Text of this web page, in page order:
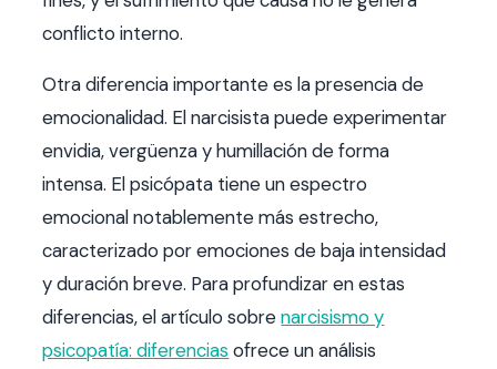
conflicto interno.
Otra diferencia importante es la presencia de
emocionalidad. El narcisista puede experimentar
envidia, vergüenza y humillación de forma
intensa. El psicópata tiene un espectro
emocional notablemente más estrecho,
caracterizado por emociones de baja intensidad
y duración breve. Para profundizar en estas
diferencias, el artículo sobrenarcisismo y
psicopatía: diferencias ofrece un análisis